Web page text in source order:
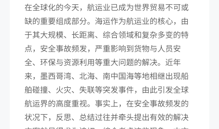
在全球化的今天，航运业已成为世界贸易不可或
缺的重要组成部分。海运作为航运业的核心，由
于其大规模、长距离、综合领域和复杂多变的特
点，安全事故频发，严重影响到货物与人员安
全、环保与资源利用等重大问题的解决。近年
来，墨西哥湾、北海、南中国海等地相继出现船
舶碰撞、火灾、失联等突发事件，由此引发全球
航运界的高度重视。事实上，在安全事故频发的
状况下，反思、总结过往并牵头提出有效的解决